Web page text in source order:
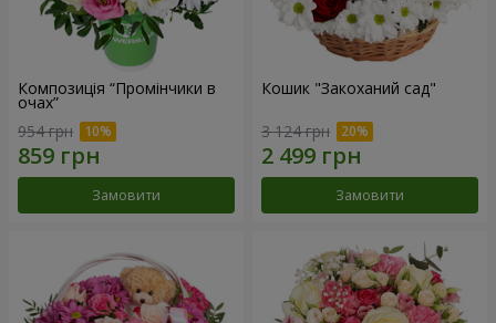
Композиція “Промінчики в
очах”
954 грн
Замовити
Кошик "Закоханий сад"
3 124 грн
Замовити